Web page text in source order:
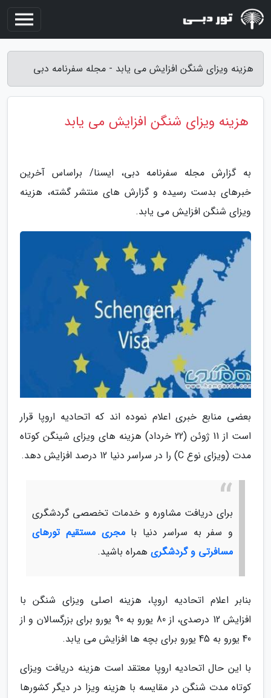
هزینه ویزای شنگن افزایش می یابد - مجله سفرنامه دبی
هزینه ویزای شنگن افزایش می یابد
به گزارش مجله سفرنامه دبی، ایسنا/ براساس آخرین
خبرهای بدست رسیده و گزارش های منتشر گشته، هزینه
ویزای شنگن افزایش می یابد.
بعضی منابع خبری اعلام نموده اند که اتحادیه اروپا قرار
است از 11 ژوئن (22 خرداد) هزینه های ویزای شینگن کوتاه
مدت (ویزای نوع C) را در سراسر دنیا 12 درصد افزایش دهد.
برای دریافت مشاوره و خدمات تخصصی گردشگری
و سفر به سراسر دنیا بامجری مستقیم تورهای
مسافرتی و گردشگری همراه باشید.
بنابر اعلام اتحادیه اروپا، هزینه اصلی ویزای شنگن با
افزایش 12 درصدی، از 80 یورو به 90 یورو برای بزرگسالان و از
40 یورو به 45 یورو برای بچه ها افزایش می یابد.
با این حال اتحادیه اروپا معتقد است هزینه دریافت ویزای
کوتاه مدت شنگن در مقایسه با هزینه ویزا در دیگر کشورها